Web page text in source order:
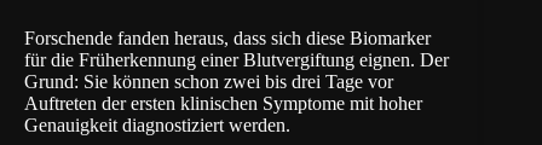
Forschende fanden heraus, dass sich diese Biomarker
für die Früherkennung einer Blutvergiftung eignen. Der
Grund: Sie können schon zwei bis drei Tage vor
Auftreten der ersten klinischen Symptome mit hoher
Genauigkeit diagnostiziert werden.